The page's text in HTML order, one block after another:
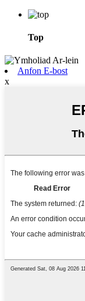
Top
Anfon E-bost
x